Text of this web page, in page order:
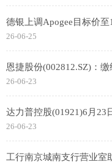
德银上调Apogee目标价至
26-06-25
恩捷股份(002812.SZ)：
26-06-23
达力普控股(01921)6月23
26-06-23
工行南京城南支行营业室